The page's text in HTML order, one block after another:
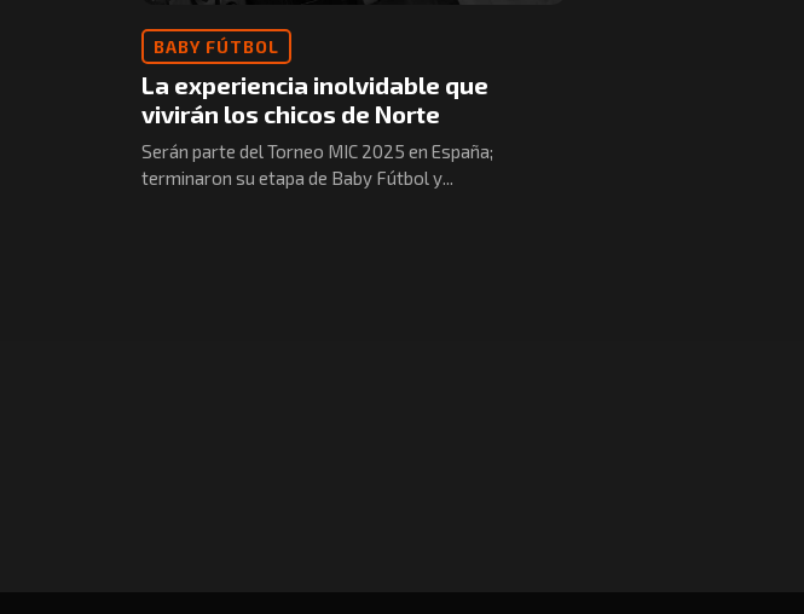
BABY FÚTBOL
La experiencia inolvidable que
vivirán los chicos de Norte
Serán parte del Torneo MIC 2025 en España;
terminaron su etapa de Baby Fútbol y...